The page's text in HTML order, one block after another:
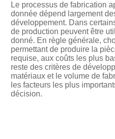
Le processus de fabrication
donnée dépend largement
développement. Dans
de production peuvent être
donné. En règle générale,
permettant de produire la
requise, aux coûts les plus
reste des critères de
matériaux et le volume de
les facteurs les plus
décision.